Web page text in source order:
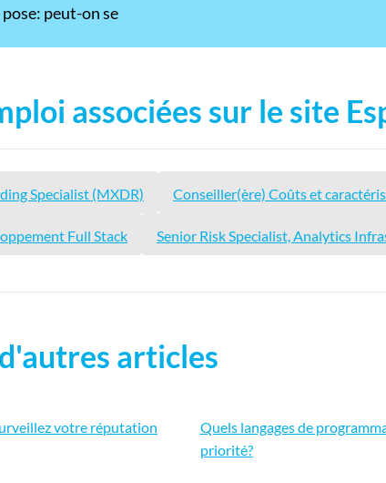
peut-on se
associées sur le site
Specialist (MXDR) Conseiller(ère) Coûts et
Full Stack Senior Risk Specialist, Analytics
articles
votre réputation
Quels langages de
priorité?